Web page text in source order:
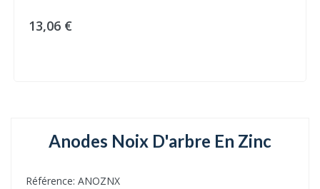
13,06 €
Anodes Noix D'arbre En Zinc
Référence: ANOZNX